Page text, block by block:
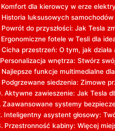
Komfort dla‌ kierowcy⁤ w ‍erze
Historia luksusowych samochodów
Powrót do ⁢przyszłości: Jak Tesla
Ergonomiczne⁣ fotele w Tesli dla
Cicha przestrzeń: O‌ tym, jak
Personalizacja wnętrza: Stwórz
Najlepsze funkcje multimedialne
Podgrzewane siedzenia: Zimowe
Aktywne​ zawieszenie: Jak Tesla
Zaawansowane systemy
Inteligentny‌ asystent ​głosowy:
Przestronność ​kabiny: Więcej